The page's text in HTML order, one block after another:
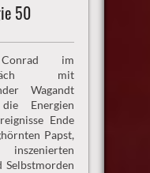
50
im
mit
Wagandt
Energien
Ende
Papst,
Selbstmorden